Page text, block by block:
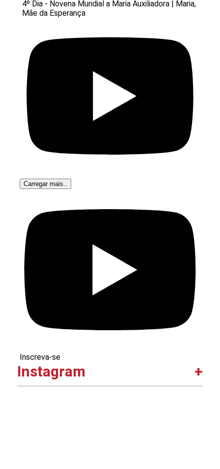
4º Dia - Novena Mundial a Maria Auxiliadora | Maria,
Mãe da Esperança
Carregar mais..
Inscreva-se
Instagram